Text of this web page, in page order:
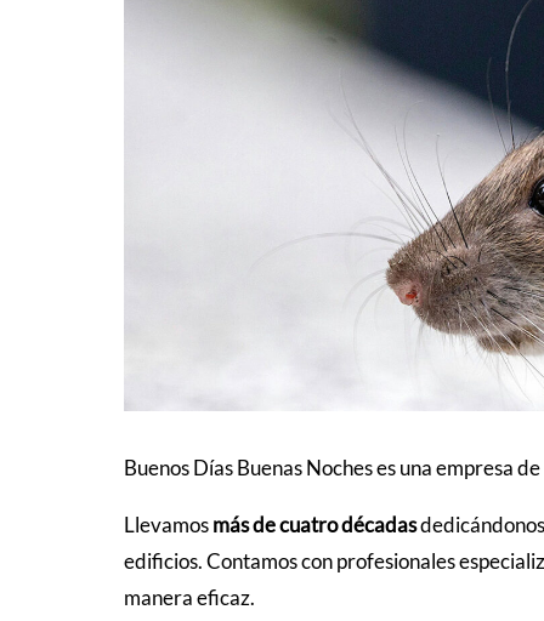
Buenos Días Buenas Noches es una empresa
Llevamosmás de cuatro décadas
edificios. Contamos con profesionales
manera eficaz.